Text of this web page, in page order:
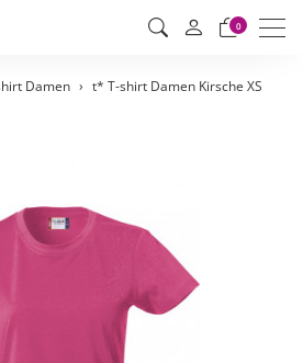
0
Damen t* T-shirt Damen Kirsche XS